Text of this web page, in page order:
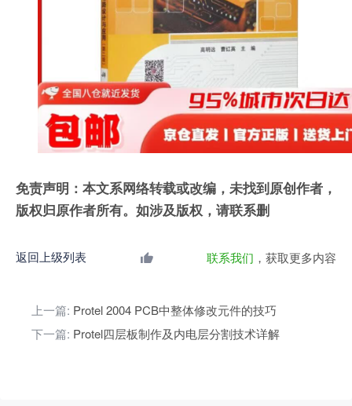
免责声明：本文系网络转载或改编，未找到原创作者，
版权归原作者所有。如涉及版权，请联系删
返回上级列表 联系我们 ，获取更多内容
上一篇: Protel 2004 PCB中整体修改元件的技巧
下一篇: Protel四层板制作及内电层分割技术详解